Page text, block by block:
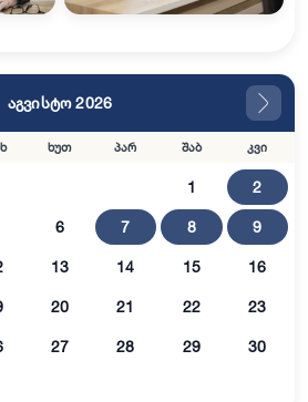
აგვისტო 2026
ხუთ პარ შაბ კვი
1 2
6 7 8 9
13 14 15 16
20 21 22 23
27 28 29 30